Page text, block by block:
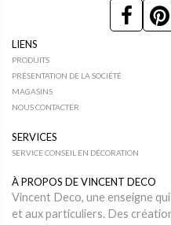
LIENS
PRODUITS
PRÉSENTATION DE LA SOCIÉTÉ
MAGASINS
NOUS CONTACTER
SERVICES
SERVICE CONSEIL EN DÉCORATION
À PROPOS DE VINCENT DECO
Vincent Deco, une enseigne
et aux particuliers. Des